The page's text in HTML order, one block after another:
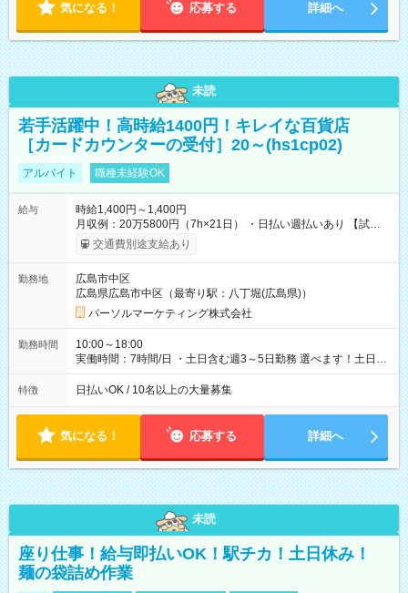
気になる！ 応募する 詳細へ
未読
若手活躍中！高時給1400円！キレイな百貨店
［カードカウンターの受付］20～(hs1cp02)
アルバイト 職種未経験OK
給与
時給1,400円～1,400円
月収例：20万5800円（7h×21日） ・日払い週払いあり 【試用
期間】試用期間なし
交通費別途支給あり
勤務地
広島市中区
広島県広島市中区（最寄り駅：八丁堀(広島県)）
パーソルマーケティング株式会社
勤務時間
10:00～18:00
実働時間：7時間/日 ・土日含む週3～5日勤務 選べます！土日も
休みやすい！ ・残業は有りません！
特徴 日払いOK / 10名以上の大量募集
気になる！ 応募する 詳細へ
未読
座り仕事！給与即払いOK！駅チカ！土日休み！
麺の袋詰め作業